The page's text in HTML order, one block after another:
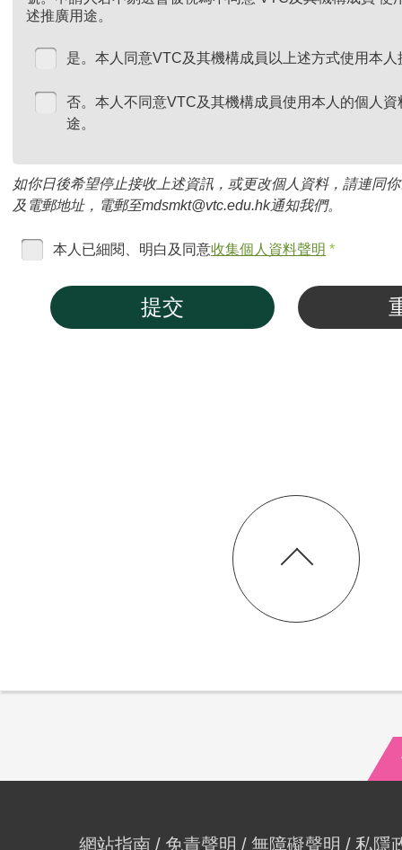
述推廣用途。
是。本人同意VTC及其機構成員以上述方式使用本
否。本人不同意VTC及其機構成員使用本人的個人
途。
如你日後希望停止接收上述資訊，或更改個人資料，請連同
及電郵地址，電郵至mdsmkt@vtc.edu.hk通知我們。
本人已細閱、明白及同意收集個人資料聲明 *
提交
網站指南 免責聲明 無障礙聲明
私隱